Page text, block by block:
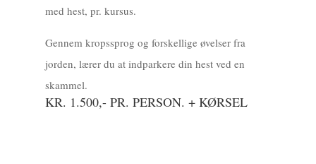
med hest, pr. kursus.
Gennem kropssprog og forskellige øvelser fra
jorden, lærer du at indparkere din hest ved en
skammel.
KR. 1.500,- PR. PERSON. + KØRSEL